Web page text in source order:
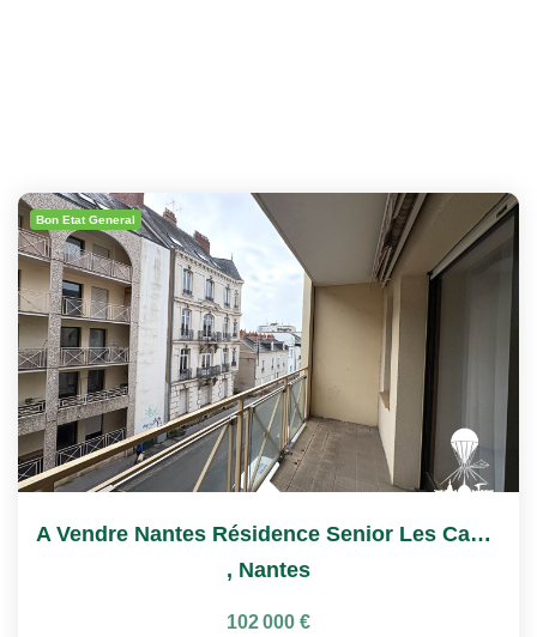
Bon Etat General
A Vendre Nantes Résidence Senior Les Castalies T2
, Nantes
102 000 €